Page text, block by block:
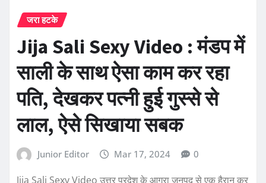
जरा हटके
Jija Sali Sexy Video : मंडप में
साली के साथ ऐसा काम कर रहा
पति, देखकर पत्नी हुई गुस्से से
लाल, ऐसे सिखाया सबक
Junior Editor Mar 17, 2024 0
Jija Sali Sexy Video उत्तर प्रदेश के आगरा जनपद से एक हैरान कर